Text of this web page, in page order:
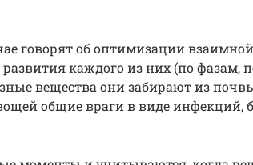
говорят об оптимизации
каждого из них (по фазам,
вещества они забирают из
общие враги в виде инфекций,